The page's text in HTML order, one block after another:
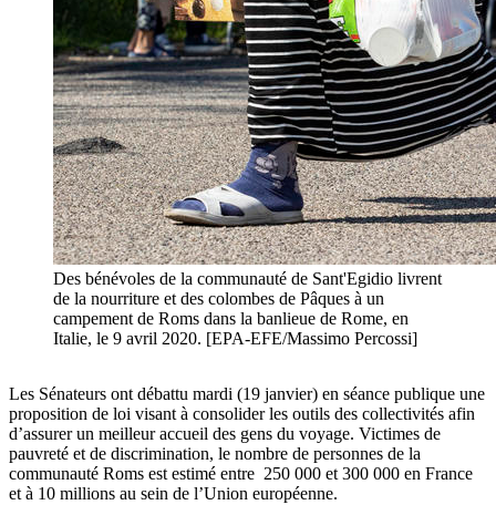
Des bénévoles de la communauté de Sant'Egidio livrent
de la nourriture et des colombes de Pâques à un
campement de Roms dans la banlieue de Rome, en
Italie, le 9 avril 2020. [EPA-EFE/Massimo Percossi]
Les Sénateurs ont débattu mardi (19 janvier) en séance publique une
proposition de loi visant à consolider les outils des collectivités afin
d’assurer un meilleur accueil des gens du voyage. Victimes de
pauvreté et de discrimination, le nombre de personnes de la
communauté Roms est estimé entre 250 000 et 300 000 en France
et à 10 millions au sein de l’Union européenne.